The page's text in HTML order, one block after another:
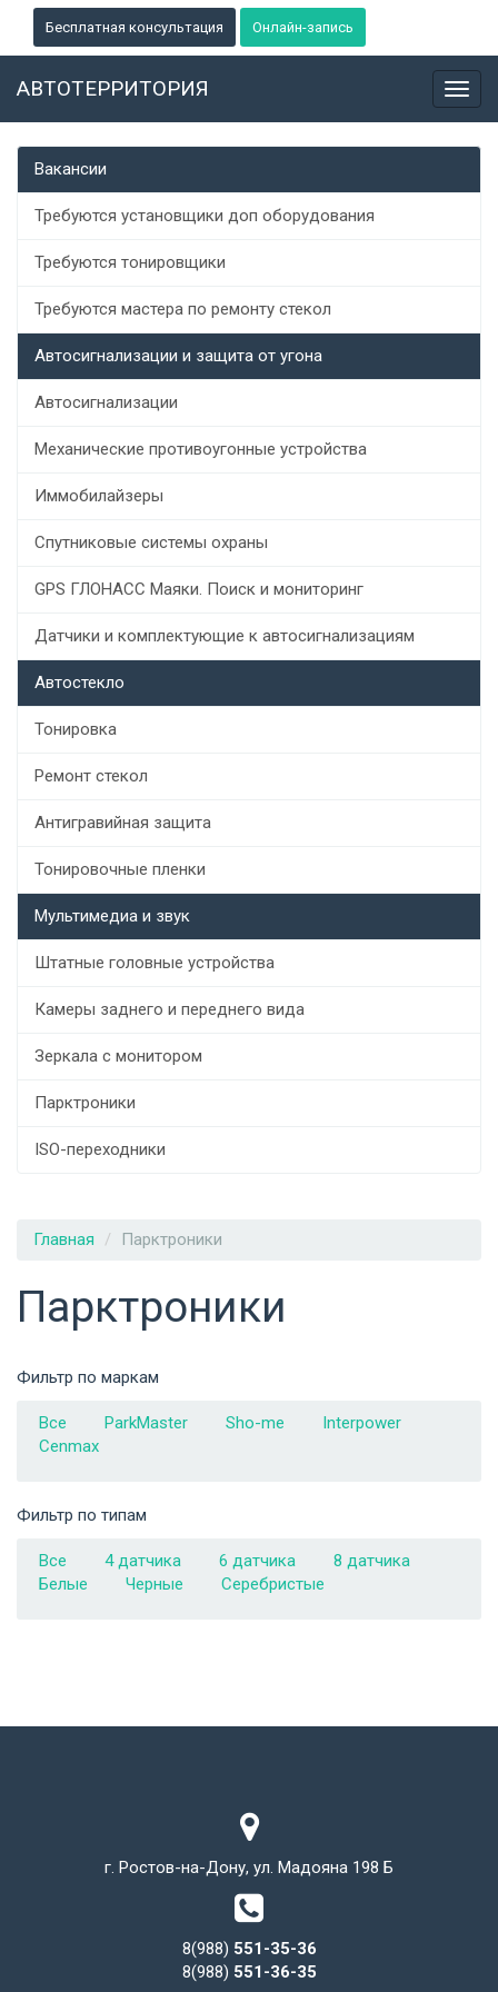
Бесплатная консультация Онлайн-запись
АВТОТЕРРИТОРИЯ
Вакансии
Требуются установщики доп оборудования
Требуются тонировщики
Требуются мастера по ремонту стекол
Автосигнализации и защита от угона
Автосигнализации
Механические противоугонные устройства
Иммобилайзеры
Спутниковые системы охраны
GPS ГЛОНАСС Маяки. Поиск и мониторинг
Датчики и комплектующие к автосигнализациям
Автостекло
Тонировка
Ремонт стекол
Антигравийная защита
Тонировочные пленки
Мультимедиа и звук
Штатные головные устройства
Камеры заднего и переднего вида
Зеркала с монитором
Парктроники
ISO-переходники
Главная Парктроники
Парктроники
Фильтр по маркам
Все ParkMaster Sho-me
Interpower
Cenmax
Фильтр по типам
Все 4 датчика 6 датчика
8 датчика
Белые
Черные Серебристые
г. Ростов-на-Дону, ул. Мадояна 198 Б
8(988) 551-35-36
8(988) 551-36-35